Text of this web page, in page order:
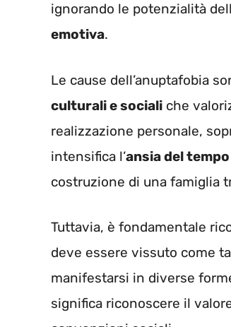
ignorando le potenzialità
emotiva.
Le cause dell’anuptafobia
culturali e sociali che
realizzazione personale,
intensifica l’ansia del
costruzione di una famiglia
Tuttavia, è fondamentale
deve essere vissuto come
manifestarsi in diverse
significa riconoscere il